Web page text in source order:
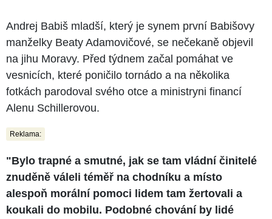
Andrej Babiš mladší, který je synem první Babišovy
manželky Beaty Adamovičové, se nečekaně objevil
na jihu Moravy. Před týdnem začal pomáhat ve
vesnicích, které poničilo tornádo a na několika
fotkách parodoval svého otce a ministryni financí
Alenu Schillerovou.
Reklama:
"Bylo trapné a smutné, jak se tam vládní činitelé
znuděně váleli téměř na chodníku a místo
alespoň morální pomoci lidem tam žertovali a
koukali do mobilu. Podobné chování by lidé